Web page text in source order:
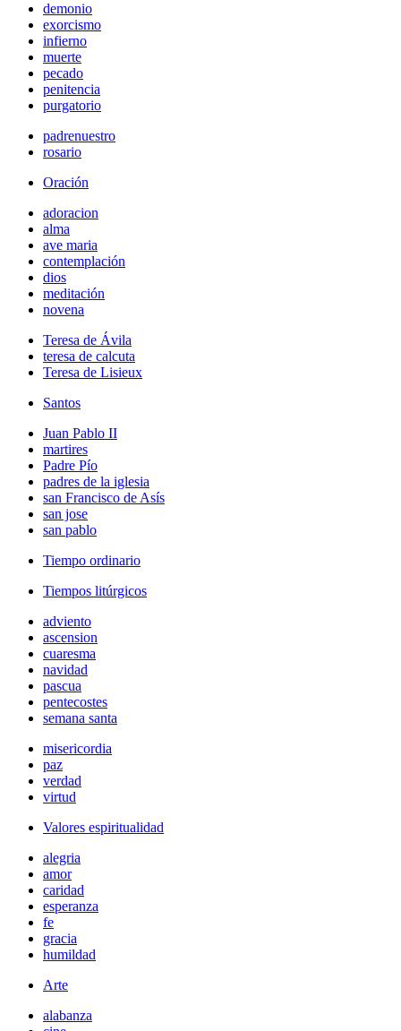
demonio
exorcismo
infierno
muerte
pecado
penitencia
purgatorio
padrenuestro
rosario
Oración
adoracion
alma
ave maria
contemplación
dios
meditación
novena
Teresa de Ávila
teresa de calcuta
Teresa de Lisieux
Santos
Juan Pablo II
martires
Padre Pío
padres de la iglesia
san Francisco de Asís
san jose
san pablo
Tiempo ordinario
Tiempos litúrgicos
adviento
ascension
cuaresma
navidad
pascua
pentecostes
semana santa
misericordia
paz
verdad
virtud
Valores espiritualidad
alegria
amor
caridad
esperanza
fe
gracia
humildad
Arte
alabanza